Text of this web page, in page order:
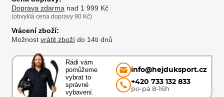
Doprava zdarma nad 1 999 Kč
(obvyklá cena dopravy 90 Kč)
Vrácení zboží:
Možnost vrátit zbožído 14ti dnů
Rádi vám
pomůžeme
vybrat to
správné
vybavení.
info@hejduksport.cz
+420 733 132 833
po-pá 8-16h